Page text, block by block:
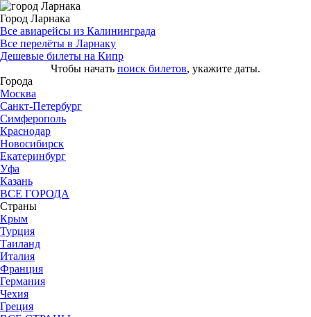
Город Ларнака
Все авиарейсы из Калининграда
Все перелёты в Ларнаку
Дешевые билеты на Кипр
Чтобы начать поиск билетов, укажите даты.
Города
Москва
Санкт-Петербург
Симферополь
Краснодар
Новосибирск
Екатеринбург
Уфа
Казань
ВСЕ ГОРОДА
Страны
Крым
Турция
Таиланд
Италия
Франция
Германия
Чехия
Греция